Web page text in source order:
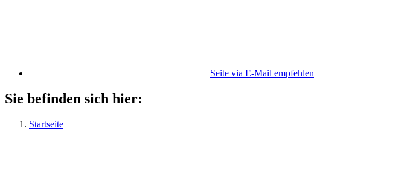
Seite via E-Mail empfehlen
Sie befinden sich hier:
Startseite